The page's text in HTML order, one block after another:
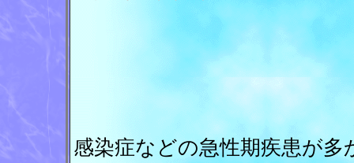
感染症などの急性期疾患が